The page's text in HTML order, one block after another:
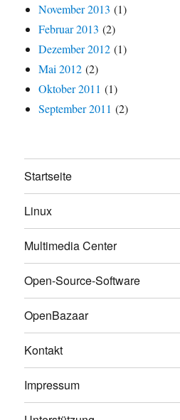
November 2013 (1)
Februar 2013 (2)
Dezember 2012 (1)
Mai 2012 (2)
Oktober 2011 (1)
September 2011 (2)
Startseite
Linux
Multimedia Center
Open-Source-Software
OpenBazaar
Kontakt
Impressum